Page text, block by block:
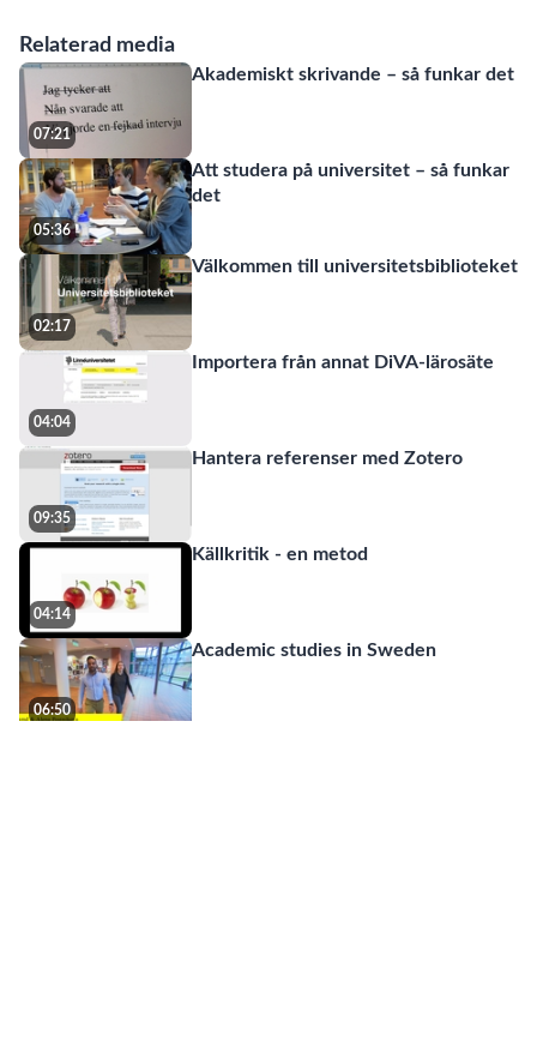
Relaterad media
07:21
Akademiskt skrivande – så funkar det
05:36
Att studera på universitet – så funkar
det
02:17
Välkommen till universitetsbiblioteket
04:04
Importera från annat DiVA-lärosäte
09:35
Hantera referenser med Zotero
04:14
Källkritik - en metod
06:50
Academic studies in Sweden